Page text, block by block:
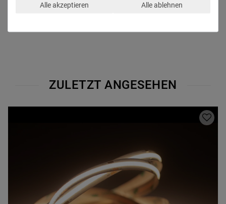
ZULETZT ANGESEHEN
Alle akzeptieren Alle ablehnen